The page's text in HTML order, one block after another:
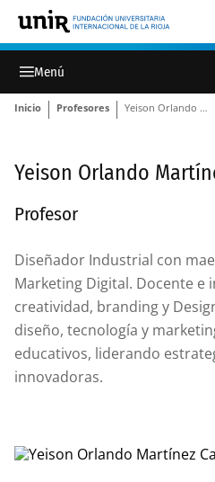
Inicio Profesores Yeison Orlando Martínez Callejas
Yeison Orlando
Profesor
Diseñador Industrial con
Marketing Digital. Docente e
creatividad, branding y
diseño, tecnología y
educativos, liderando
innovadoras.